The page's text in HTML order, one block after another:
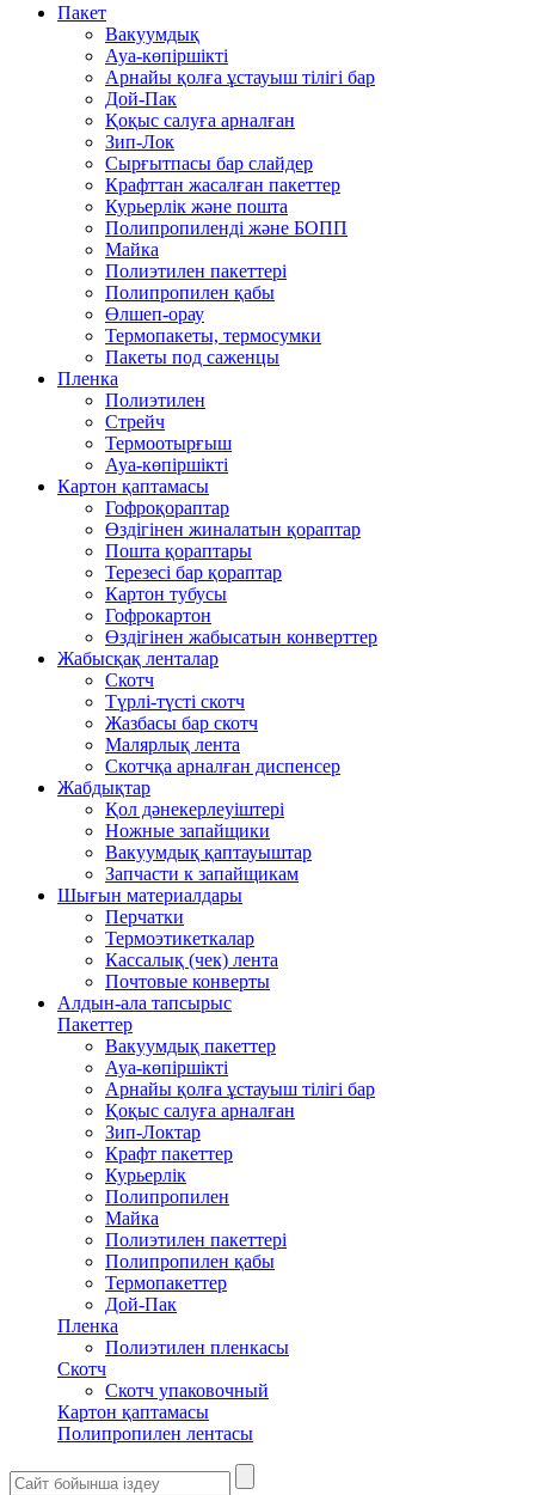
Пакет
Вакуумдық
Ауа-көпіршікті
Арнайы қолға ұстауыш тілігі бар
Дой-Пак
Қоқыс салуға арналған
Зип-Лок
Сырғытпасы бар слайдер
Крафттан жасалған пакеттер
Курьерлік және пошта
Полипропиленді және БОПП
Майка
Полиэтилен пакеттері
Полипропилен қабы
Өлшеп-орау
Термопакеты, термосумки
Пакеты под саженцы
Пленка
Полиэтилен
Стрейч
Термоотырғыш
Ауа-көпіршікті
Картон қаптамасы
Гофроқораптар
Өздігінен жиналатын қораптар
Пошта қораптары
Терезесі бар қораптар
Картон тубусы
Гофрокартон
Өздігінен жабысатын конверттер
Жабысқақ ленталар
Скотч
Түрлі-түсті скотч
Жазбасы бар скотч
Малярлық лента
Скотчқа арналған диспенсер
Жабдықтар
Қол дәнекерлеуіштері
Ножные запайщики
Вакуумдық қаптауыштар
Запчасти к запайщикам
Шығын материалдары
Перчатки
Термоэтикеткалар
Кассалық (чек) лента
Почтовые конверты
Алдын-ала тапсырыс
Пакеттер
Вакуумдық пакеттер
Ауа-көпіршікті
Арнайы қолға ұстауыш тілігі бар
Қоқыс салуға арналған
Зип-Локтар
Крафт пакеттер
Курьерлік
Полипропилен
Майка
Полиэтилен пакеттері
Полипропилен қабы
Термопакеттер
Дой-Пак
Пленка
Полиэтилен пленкасы
Скотч
Скотч упаковочный
Картон қаптамасы
Полипропилен лентасы